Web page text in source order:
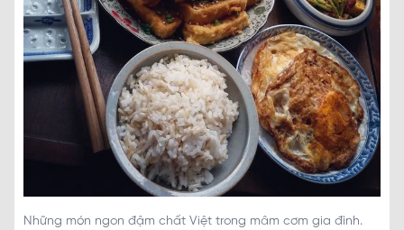
Những món ngon đậm chất Việt trong mâm cơm gia đình.